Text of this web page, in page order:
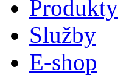
Produkty
Služby
E-shop